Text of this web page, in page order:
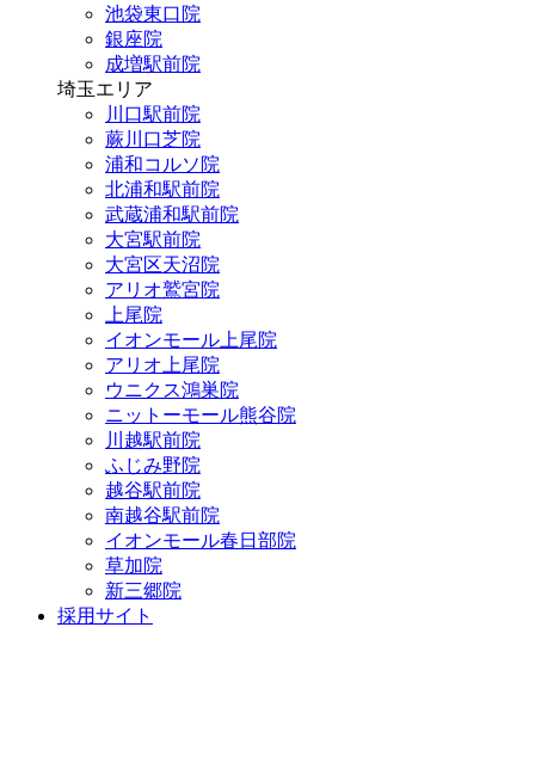
池袋東口院
銀座院
成増駅前院
埼玉エリア
川口駅前院
蕨川口芝院
浦和コルソ院
北浦和駅前院
武蔵浦和駅前院
大宮駅前院
大宮区天沼院
アリオ鷲宮院
上尾院
イオンモール上尾院
アリオ上尾院
ウニクス鴻巣院
ニットーモール熊谷院
川越駅前院
ふじみ野院
越谷駅前院
南越谷駅前院
イオンモール春日部院
草加院
新三郷院
採用サイト